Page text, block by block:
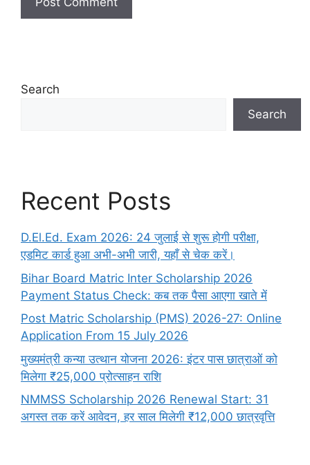
Search
Search
Recent Posts
D.El.Ed. Exam 2026: 24 जुलाई से शुरू होगी परीक्षा,
एडमिट कार्ड हुआ अभी-अभी जारी, यहाँ से चेक करें।
Bihar Board Matric Inter Scholarship 2026
Payment Status Check: कब तक पैसा आएगा खाते में
Post Matric Scholarship (PMS) 2026-27: Online
Application From 15 July 2026
मुख्यमंत्री कन्या उत्थान योजना 2026: इंटर पास छात्राओं को
मिलेगा ₹25,000 प्रोत्साहन राशि
NMMSS Scholarship 2026 Renewal Start: 31
अगस्त तक करें आवेदन, हर साल मिलेगी ₹12,000 छात्रवृत्ति